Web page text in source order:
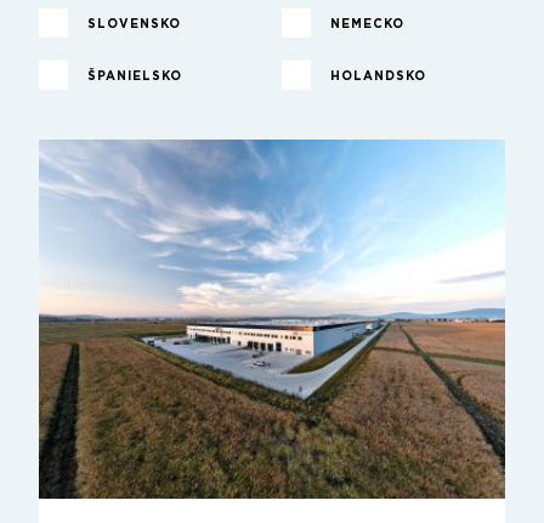
SLOVENSKO NEMECKO
ŠPANIELSKO HOLANDSKO